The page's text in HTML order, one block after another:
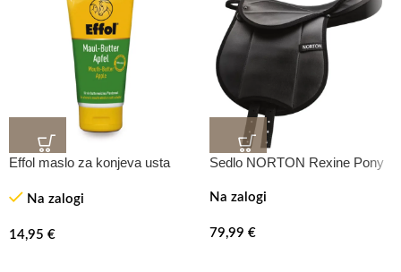
Effol maslo za konjeva usta
Na zalogi
14,95 €
Sedlo NORTON Rexine Pony
Na zalogi
79,99 €